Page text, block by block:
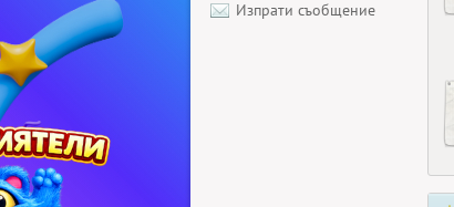
Изпрати съобщение